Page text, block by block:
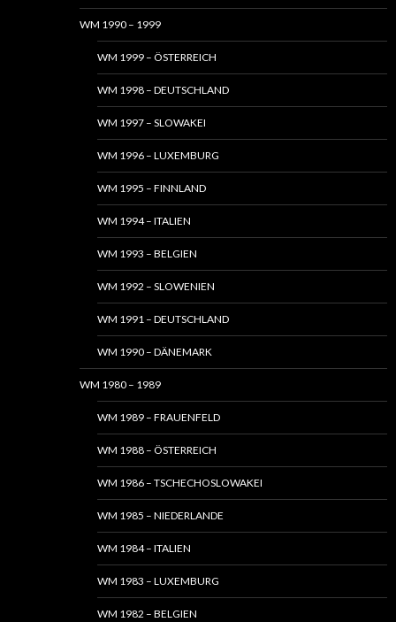
WM 1990 – 1999
WM 1999 – ÖSTERREICH
WM 1998 – DEUTSCHLAND
WM 1997 – SLOWAKEI
WM 1996 – LUXEMBURG
WM 1995 – FINNLAND
WM 1994 – ITALIEN
WM 1993 – BELGIEN
WM 1992 – SLOWENIEN
WM 1991 – DEUTSCHLAND
WM 1990 – DÄNEMARK
WM 1980 – 1989
WM 1989 – FRAUENFELD
WM 1988 – ÖSTERREICH
WM 1986 – TSCHECHOSLOWAKEI
WM 1985 – NIEDERLANDE
WM 1984 – ITALIEN
WM 1983 – LUXEMBURG
WM 1982 – BELGIEN